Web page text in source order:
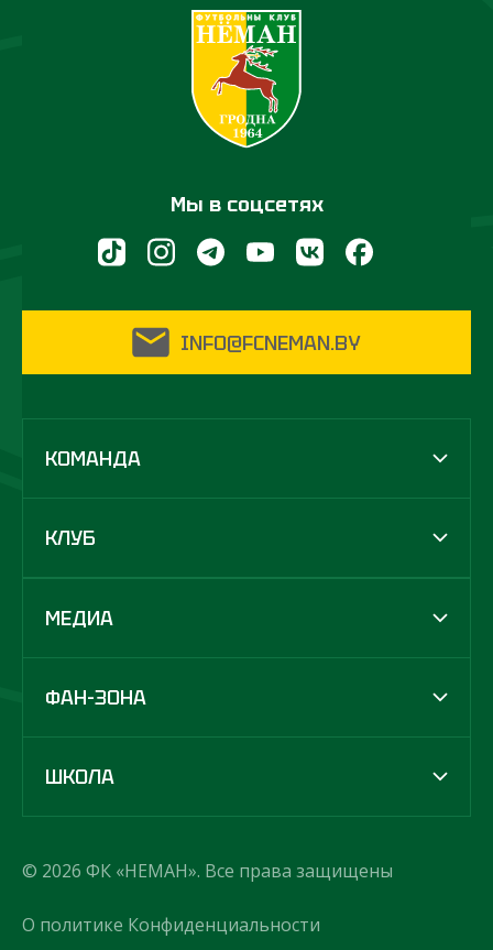
Мы в соцсетях
INFO@FCNEMAN.BY
КОМАНДА
КЛУБ
МЕДИА
ФАН-ЗОНА
ШКОЛА
© 2026 ФК «НЕМАН». Все права защищены
О политике Конфиденциальности